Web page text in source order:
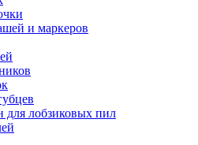
и маркеров
для лобзиковых пил